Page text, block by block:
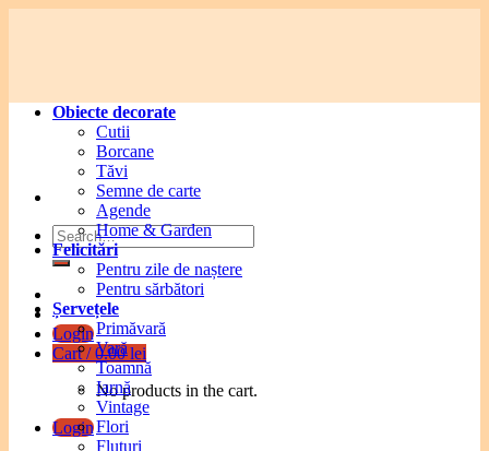
Search
for:
Login
Cart /0.00lei
No products in the cart.
Login
Obiecte decorate
Cutii
Borcane
Tăvi
Semne de carte
Agende
Home & Garden
Felicitări
Pentru zile de naștere
Pentru sărbători
Șervețele
Primăvară
Vară
Toamnă
Iarnă
Vintage
Flori
Fluturi